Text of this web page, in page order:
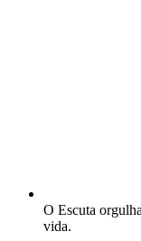
O Escuta
vida.